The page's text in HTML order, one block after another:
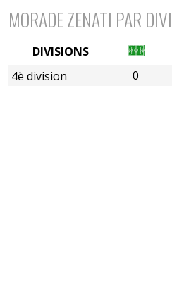
MORADE ZENATI PAR
0
DIVISIONS
4è division